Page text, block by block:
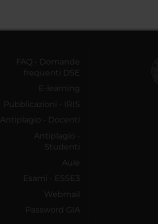
FAQ - Domande
frequenti DSE
E-learning
Pubblicazioni - IRIS
Antiplagio - Docenti
Antiplagio -
Studenti
Aule
Esami - ESSE3
Webmail
Password GIA